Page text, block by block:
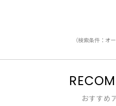
（検索条件：オ
おすすめ